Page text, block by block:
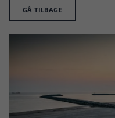
GÅ TILBAGE